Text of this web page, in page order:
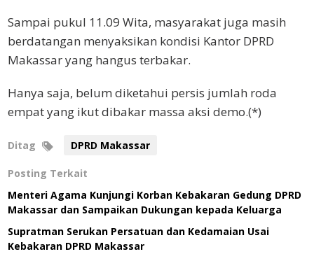
Sampai pukul 11.09 Wita, masyarakat juga masih
berdatangan menyaksikan kondisi Kantor DPRD
Makassar yang hangus terbakar.
Hanya saja, belum diketahui persis jumlah roda
empat yang ikut dibakar massa aksi demo.(*)
Ditag DPRD Makassar
Posting Terkait
Menteri Agama Kunjungi Korban Kebakaran Gedung DPRD
Makassar dan Sampaikan Dukungan kepada Keluarga
Supratman Serukan Persatuan dan Kedamaian Usai
Kebakaran DPRD Makassar